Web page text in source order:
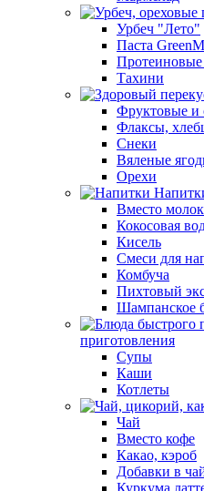
Урбеч "Лето"
Паста
Тахини
Фруктовые
Флаксы,
Снеки
Вяленые
Орехи
Вместо
Кокосовая
Кисель
Смеси для
Комбуча
Пихтовый
Шампанское
приготовления
Супы
Каши
Котлеты
Чай
Вместо кофе
Какао, кэроб
Добавки в
Куркума